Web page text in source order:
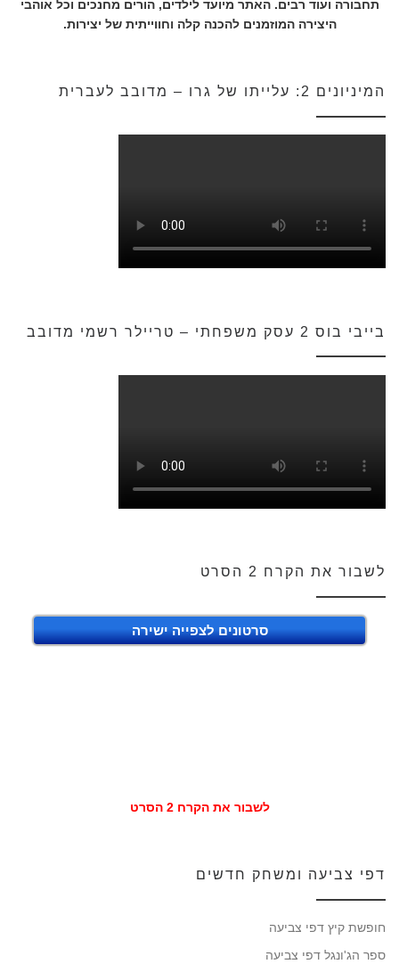
תחבורה ועוד רבים. האתר מיועד לילדים, הורים מחנכים וכל אוהבי
היצירה המוזמנים להכנה קלה וחווייתית של יצירות.
המיניונים 2: עלייתו של גרו – מדובב לעברית
בייבי בוס 2 עסק משפחתי – טריילר רשמי מדובב
לשבור את הקרח 2 הסרט
סרטונים לצפייה ישירה
לשבור את הקרח 2 הסרט
דפי צביעה ומשחק חדשים
חופשת קיץ דפי צביעה
ספר הג'ונגל דפי צביעה